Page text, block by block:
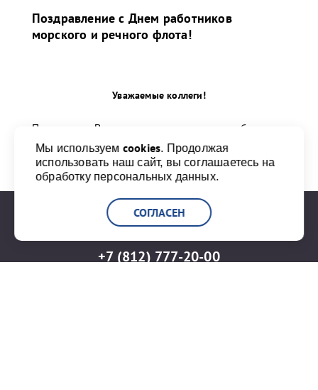
Поздравление с Днем работников
морского и речного флота!
Уважаемые коллеги!
Поздравляю Вас, всех тех, кто трудится на благо
праздником!
...
+7 (812) 777-20-00
Мы используем cookies. Продолжая
использовать наш сайт, вы соглашаетесь на
обработку персональных данных.
СОГЛАСЕН